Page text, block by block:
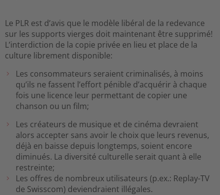
Le PLR est d’avis que le modèle libéral de la redevance
sur les supports vierges doit maintenant être supprimé!
L’interdiction de la copie privée en lieu et place de la
culture librement disponible:
Les consommateurs seraient criminalisés, à moins
qu’ils ne fassent l’effort pénible d’acquérir à chaque
fois une licence leur permettant de copier une
chanson ou un film;
Les créateurs de musique et de cinéma devraient
alors accepter sans avoir le choix que leurs revenus,
déjà en baisse depuis longtemps, soient encore
diminués. La diversité culturelle serait quant à elle
restreinte;
Les offres de nombreux utilisateurs (p.ex.: Replay-TV
de Swisscom) deviendraient illégales.